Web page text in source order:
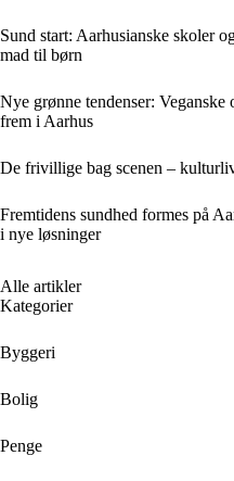
Sund start: Aarhusianske skoler
mad til børn
Nye grønne tendenser: Veganske
frem i Aarhus
De frivillige bag scenen –
Fremtidens sundhed formes på
i nye løsninger
Alle artikler
Kategorier
Byggeri
Bolig
Penge